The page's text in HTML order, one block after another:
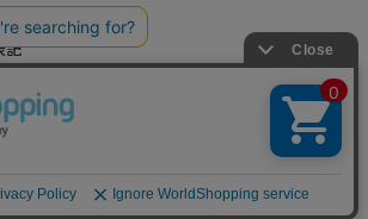
ついて
記
ポイント照会）
All rights Reserved.